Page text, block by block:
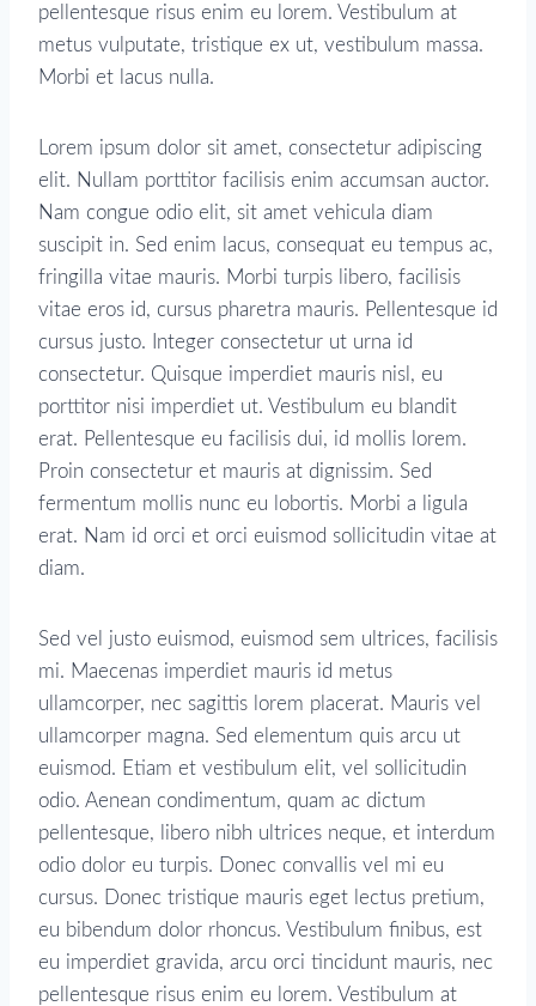
pellentesque risus enim eu lorem. Vestibulum at
metus vulputate, tristique ex ut, vestibulum massa.
Morbi et lacus nulla.
Lorem ipsum dolor sit amet, consectetur adipiscing
elit. Nullam porttitor facilisis enim accumsan auctor.
Nam congue odio elit, sit amet vehicula diam
suscipit in. Sed enim lacus, consequat eu tempus ac,
fringilla vitae mauris. Morbi turpis libero, facilisis
vitae eros id, cursus pharetra mauris. Pellentesque id
cursus justo. Integer consectetur ut urna id
consectetur. Quisque imperdiet mauris nisl, eu
porttitor nisi imperdiet ut. Vestibulum eu blandit
erat. Pellentesque eu facilisis dui, id mollis lorem.
Proin consectetur et mauris at dignissim. Sed
fermentum mollis nunc eu lobortis. Morbi a ligula
erat. Nam id orci et orci euismod sollicitudin vitae at
diam.
Sed vel justo euismod, euismod sem ultrices, facilisis
mi. Maecenas imperdiet mauris id metus
ullamcorper, nec sagittis lorem placerat. Mauris vel
ullamcorper magna. Sed elementum quis arcu ut
euismod. Etiam et vestibulum elit, vel sollicitudin
odio. Aenean condimentum, quam ac dictum
pellentesque, libero nibh ultrices neque, et interdum
odio dolor eu turpis. Donec convallis vel mi eu
cursus. Donec tristique mauris eget lectus pretium,
eu bibendum dolor rhoncus. Vestibulum finibus, est
eu imperdiet gravida, arcu orci tincidunt mauris, nec
pellentesque risus enim eu lorem. Vestibulum at